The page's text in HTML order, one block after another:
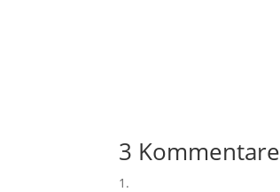
3 Kommentare